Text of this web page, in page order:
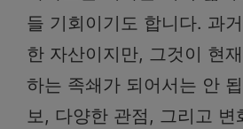
들 기회이기도 합니다. 과
한 자산이지만, 그것이 현
하는 족쇄가 되어서는 안
보, 다양한 관점, 그리고 변